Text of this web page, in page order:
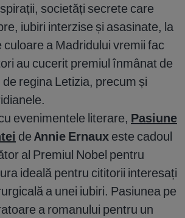
societăți secrete care
iubiri interzise și asasinate, la
a Madridului vremii fac
au cucerit premiul înmânat de
regina Letizia, precum și
evenimentele literare, Pasiune
de Annie Ernaux este cadoul
al Premiul Nobel pentru
ideală pentru cititorii interesați
a unei iubiri. Pasiunea pe
a romanului pentru un